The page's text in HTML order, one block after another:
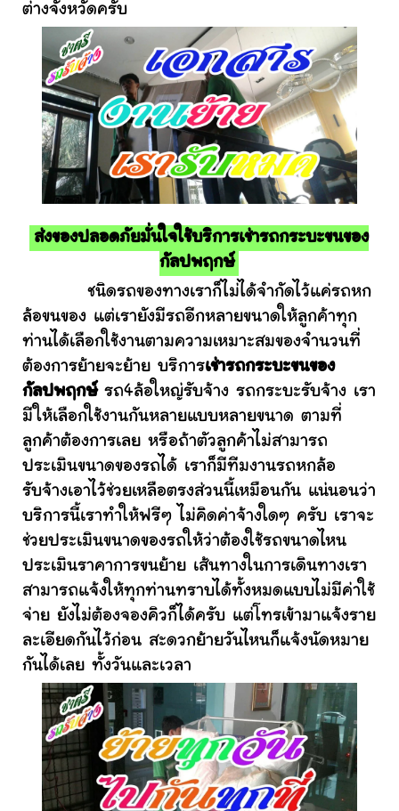
ต่างจังหวัดครับ
ส่งของปลอดภัยมั่นใจใช้บริการเช่ารถกระบะขนของ
กัลปพฤกษ์
ชนิดรถของทางเราก็ไม่ได้จำกัดไว้แค่รถหก
ล้อขนของ แต่เรายังมีรถอีกหลายขนาดให้ลูกค้าทุก
ท่านได้เลือกใช้งานตามความเหมาะสมของจำนวนที่
ต้องการย้ายจะย้าย บริการเช่ารถกระบะขนของ
กัลปพฤกษ์รถ4ล้อใหญ่รับจ้าง รถกระบะรับจ้าง เรา
มีให้เลือกใช้งานกันหลายแบบหลายขนาด ตามที่
ลูกค้าต้องการเลย หรือถ้าตัวลูกค้าไม่สามารถ
ประเมินขนาดของรถได้ เราก็มีทีมงานรถหกล้อ
รับจ้างเอาไว้ช่วยเหลือตรงส่วนนี้เหมือนกัน แน่นอนว่า
บริการนี้เราทำให้ฟรีๆ ไม่คิดค่าจ้างใดๆ ครับ เราจะ
ช่วยประเมินขนาดของรถให้ว่าต้องใช้รถขนาดไหน
ประเมินราคาการขนย้าย เส้นทางในการเดินทางเรา
สามารถแจ้งให้ทุกท่านทราบได้ทั้งหมดแบบไม่มีค่าใช้
จ่าย ยังไม่ต้องจองคิวก็ได้ครับ แต่โทรเข้ามาแจ้งราย
ละเอียดกันไว้ก่อน สะดวกย้ายวันไหนก็แจ้งนัดหมาย
กันได้เลย ทั้งวันและเวลา